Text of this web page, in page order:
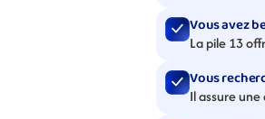
Vous avez
La pile 13
Vous
Il assure